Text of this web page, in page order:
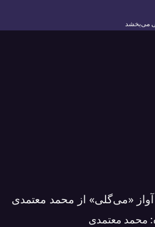
می‌بخشد
آواز «می‌گلی» از محمد معتمدی
محمد معتمدی